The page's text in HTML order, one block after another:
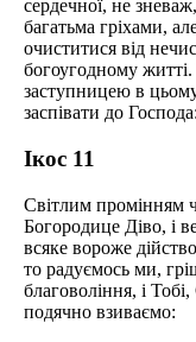
сердечної, не
багатьма гріхами,
очиститися від
богоугодному
заступницею в
заспівати до
Ікос 11
Світлим промінням
Богородице Діво, і
всяке вороже
то радуємось ми,
благовоління, і
подячно взиваємо: